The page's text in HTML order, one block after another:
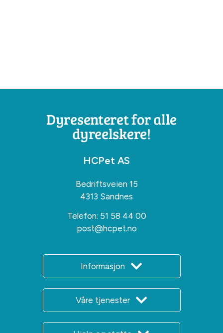
Dyresenteret for alle
dyreelskere!
HCPet AS
Bedriftsveien 15
4313 Sandnes
Telefon: 51 58 44 00
post@hcpet.no
Informasjon
Våre tjenester